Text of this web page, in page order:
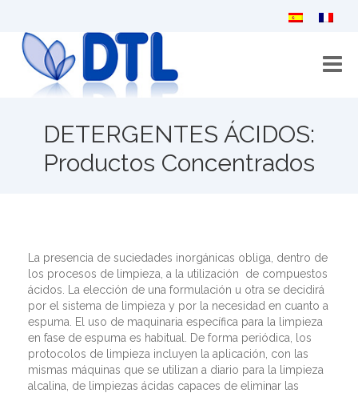
Quiénes somos
Vídeos
Colabora con nosotros
Contacto
DETERGENTES ÁCIDOS:
Productos Concentrados
La presencia de suciedades inorgánicas obliga, dentro de
los procesos de limpieza, a la utilización de compuestos
ácidos. La elección de una formulación u otra se decidirá
por el sistema de limpieza y por la necesidad en cuanto a
espuma. El uso de maquinaria específica para la limpieza
en fase de espuma es habitual. De forma periódica, los
protocolos de limpieza incluyen la aplicación, con las
mismas máquinas que se utilizan a diario para la limpieza
alcalina, de limpiezas ácidas capaces de eliminar las